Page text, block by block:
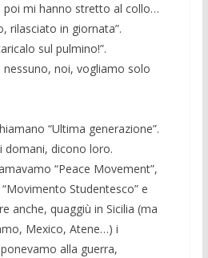
poi mi hanno stretto al collo…
rilasciato in giornata”.
sul pulmino!”.
nessuno, noi, vogliamo solo
“Ultima generazione”.
domani, dicono loro.
“Peace Movement”,
“Movimento Studentesco” e
anche, quaggiù in Sicilia (ma
Mexico, Atene…) i
alla guerra,